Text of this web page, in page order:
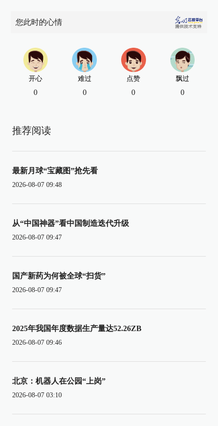
您此时的心情
开心
0
难过
0
点赞
0
飘过
0
推荐阅读
最新月球“宝藏图”抢先看
2026-08-07 09:48
从“中国神器”看中国制造迭代升级
2026-08-07 09:47
国产新药为何被全球“扫货”
2026-08-07 09:47
2025年我国年度数据生产量达52.26ZB
2026-08-07 09:46
北京：机器人在公园“上岗”
2026-08-07 03:10